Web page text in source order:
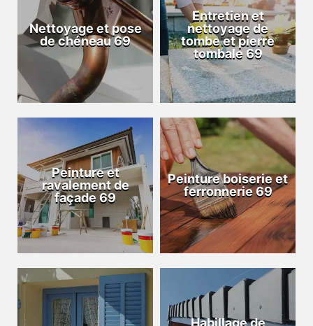
Nettoyage et pose
de chéneau 69
Entretien et
nettoyage de
tombe et pierre
tombale 69
Peinture et
ravalement de
façade 69
Peinture boiserie et
ferronnerie 69
Habillage de